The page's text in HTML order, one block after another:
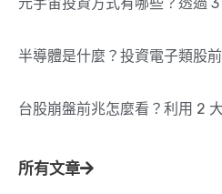
元宇宙投資方式有哪些？透過
半導體是什麼？投資電子類股
台股崩盤前兆怎麼看？利用 2
所有文章